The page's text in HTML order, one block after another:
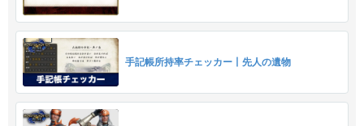
手記帳所持率チェッカー丨先人の遺物